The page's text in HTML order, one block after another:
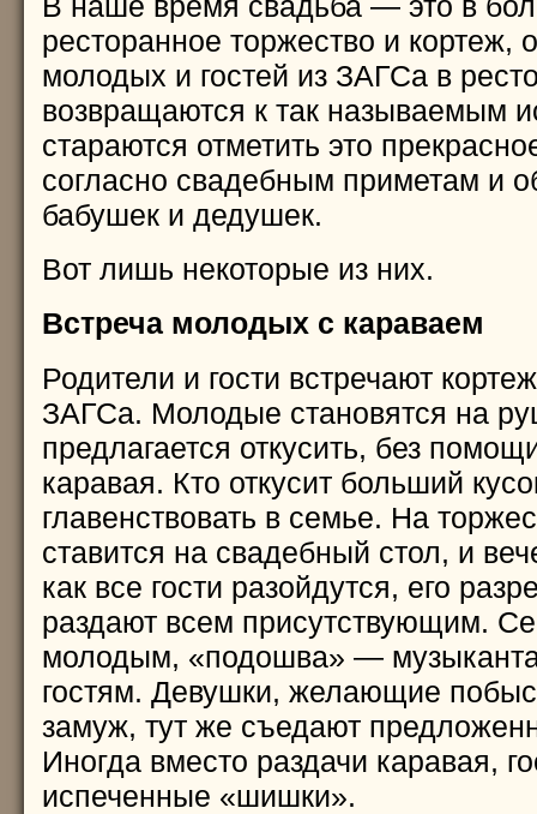
ресторанное торжество и кортеж,
молодых и гостей из ЗАГСа в
возвращаются к так называемым
стараются отметить это
согласно свадебным приметам и
бабушек и дедушек.
Вот лишь некоторые из них.
Встреча молодых с караваем
Родители и гости встречают
ЗАГСа. Молодые становятся на
предлагается откусить, без
каравая. Кто откусит больший
главенствовать в семье. На
ставится на свадебный стол, и
как все гости разойдутся, его
раздают всем присутствующим.
молодым, «подошва» —
гостям. Девушки, желающие
замуж, тут же съедают
Иногда вместо раздачи каравая,
испеченные «шишки».